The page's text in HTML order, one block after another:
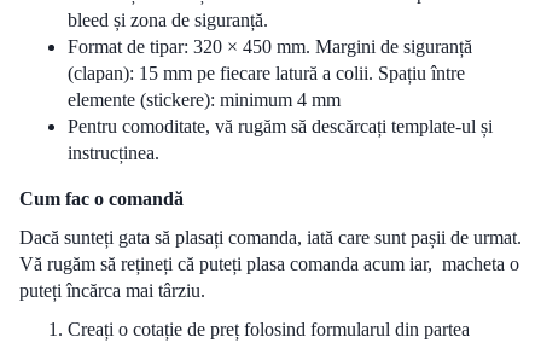
bleed și zona de siguranță.
Format de tipar: 320 × 450 mm. Margini de siguranță
(clapan): 15 mm pe fiecare latură a colii. Spațiu între
elemente (stickere): minimum 4 mm
Pentru comoditate, vă rugăm să descărcați template-ul și
instrucținea.
Cum fac o comandă
Dacă sunteți gata să plasați comanda, iată care sunt pașii de urmat.
Vă rugăm să rețineți că puteți plasa comanda acum iar, macheta o
puteți încărca mai târziu.
Creați o cotație de preț folosind formularul din partea